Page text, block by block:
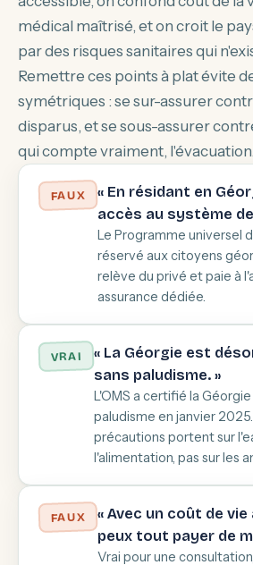
médical maîtrisé, et on croit le
par des risques sanitaires qui
Remettre ces points à plat évite
symétriques : se sur-assurer
disparus, et se sous-assurer
qui compte vraiment, l'évacuation.
FAUX
« En résidant en
accès au système
Le Programme universel
réservé aux citoyens
relève du privé et paie à
assurance dédiée.
VRAI
« La Géorgie est
sans paludisme. »
L'OMS a certifié la
paludisme en janvier
précautions portent sur
l'alimentation, pas sur les
FAUX
« Avec un coût de vie
peux tout payer de
Vrai pour une